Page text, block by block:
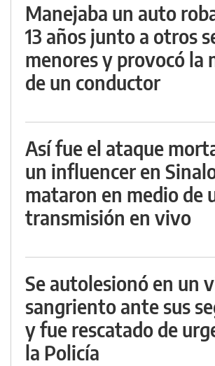
Manejaba un auto
13 años junto a otros
menores y provocó la
de un conductor
Así fue el ataque
un influencer en
mataron en medio de
transmisión en vivo
Se autolesionó en un
sangriento ante sus
y fue rescatado de
la Policía